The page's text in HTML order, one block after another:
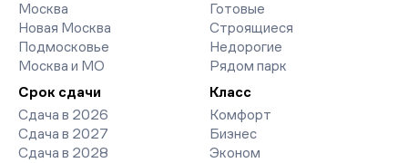
Москва
Новая Москва
Подмосковье
Москва и МО
Готовые
Строящиеся
Недорогие
Рядом парк
Срок сдачи
Сдача в 2026
Сдача в 2027
Сдача в 2028
Класс
Комфорт
Бизнес
Эконом